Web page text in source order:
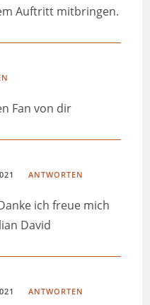
Auftritt mitbringen.
Fan von dir
ANTWORTEN
ich freue mich
David
ANTWORTEN